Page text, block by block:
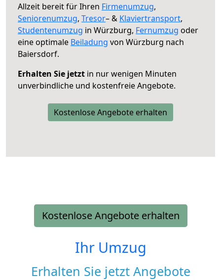
Allzeit bereit für Ihren Firmenumzug,
Seniorenumzug, Tresor– & Klaviertransport,
Studentenumzug in Würzburg, Fernumzug oder
eine optimale Beiladung von Würzburg nach
Baiersdorf.
Erhalten Sie jetzt in nur wenigen Minuten
unverbindliche und kostenfreie Angebote.
Kostenlose Angebote erhalten
Kostenlose Angebote erhalten
Ihr Umzug
Erhalten Sie jetzt Angebote